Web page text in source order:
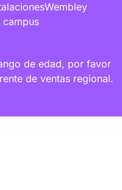
campus
Wembley
de edad, por favor
de ventas regional.